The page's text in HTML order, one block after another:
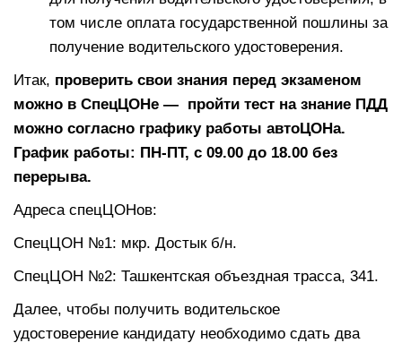
том числе оплата государственной пошлины за
получение водительского удостоверения.
Итак, проверить свои знания перед экзаменом
можно в СпецЦОНе — пройти тест на знание ПДД
можно согласно графику работы автоЦОНа.
График работы: ПН-ПТ, с 09.00 до 18.00 без
перерыва.
Адреса спецЦОНов:
СпецЦОН №1: мкр. Достык б/н.
СпецЦОН №2: Ташкентская объездная трасса, 341.
Далее, чтобы получить водительское
удостоверение кандидату необходимо сдать два